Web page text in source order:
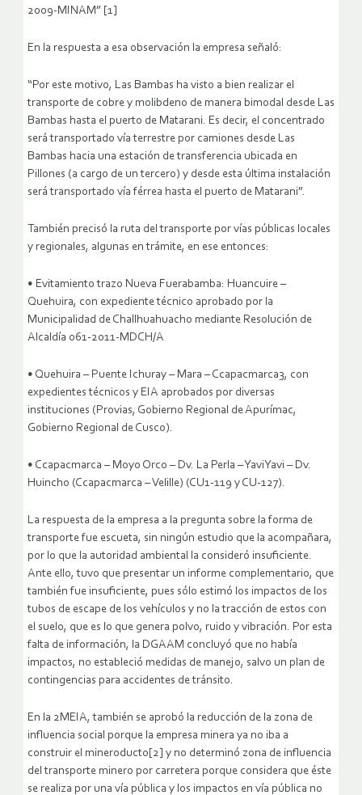
2009-MINAM” [1]
En la respuesta a esa observación la empresa señaló:
“Por este motivo, Las Bambas ha visto a bien realizar el
transporte de cobre y molibdeno de manera bimodal desde Las
Bambas hasta el puerto de Matarani. Es decir, el concentrado
será transportado vía terrestre por camiones desde Las
Bambas hacia una estación de transferencia ubicada en
Pillones (a cargo de un tercero) y desde esta última instalación
será transportado vía férrea hasta el puerto de Matarani”.
También precisó la ruta del transporte por vías públicas locales
y regionales, algunas en trámite, en ese entonces:
• Evitamiento trazo Nueva Fuerabamba: Huancuire –
Quehuira, con expediente técnico aprobado por la
Municipalidad de Challhuahuacho mediante Resolución de
Alcaldía 061-2011-MDCH/A
• Quehuira – Puente Ichuray – Mara – Ccapacmarca3, con
expedientes técnicos y EIA aprobados por diversas
instituciones (Provias, Gobierno Regional de Apurímac,
Gobierno Regional de Cusco).
• Ccapacmarca – Moyo Orco – Dv. La Perla – YaviYavi – Dv.
Huincho (Ccapacmarca – Velille) (CU1-119 y CU-127).
La respuesta de la empresa a la pregunta sobre la forma de
transporte fue escueta, sin ningún estudio que la acompañara,
por lo que la autoridad ambiental la consideró insuficiente.
Ante ello, tuvo que presentar un informe complementario, que
también fue insuficiente, pues sólo estimó los impactos de los
tubos de escape de los vehículos y no la tracción de estos con
el suelo, que es lo que genera polvo, ruido y vibración. Por esta
falta de información, la DGAAM concluyó que no había
impactos, no estableció medidas de manejo, salvo un plan de
contingencias para accidentes de tránsito.
En la 2MEIA, también se aprobó la reducción de la zona de
influencia social porque la empresa minera ya no iba a
construir el mineroducto[2] y no determinó zona de influencia
del transporte minero por carretera porque considera que éste
se realiza por una vía pública y los impactos en vía pública no